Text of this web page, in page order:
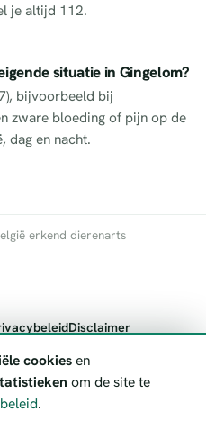
je altijd 112.
situatie in Gingelom?
bijvoorbeeld bij
zware bloeding of pijn op de
dag en nacht.
erkend dierenarts
Disclaimer
informatie ter oriëntatie.
altijd de actuele
bron.
cookiesen
om de site te
.